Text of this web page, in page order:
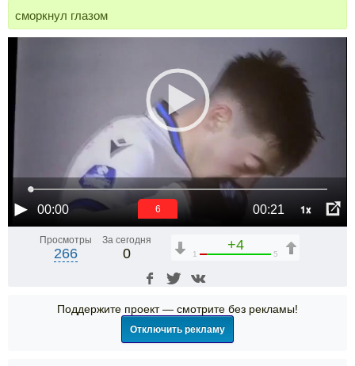
сморкнул глазом
00:00 00:21 1x
6
Просмотры
266
За сегодня
0
+4
1 5
Поддержите проект — смотрите без рекламы!
Отключить рекламу